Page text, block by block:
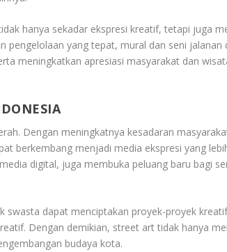
hanya sekadar ekspresi kreatif, tetapi juga
pengelolaan yang tepat, mural dan seni
meningkatkan apresiasi masyarakat dan
Dengan meningkatnya kesadaran
berkembang menjadi media ekspresi yang
digital, juga membuka peluang baru bagi
swasta dapat menciptakan proyek-proyek
Dengan demikian, street art tidak hanya
budaya kota.